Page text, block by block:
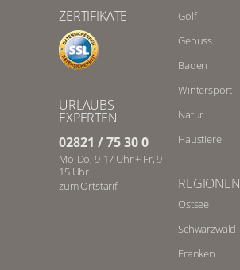
ZERTIFIKATE
URLAUBS-
EXPERTEN
02821 / 75 30 0
Mo-Do, 9-17 Uhr + Fr, 9-
15 Uhr
zum Ortstarif
Golf
Genuss
Baden
Wintersport
Natur
Haustiere
REGIONEN
Ostsee
Schwarzwald
Franken